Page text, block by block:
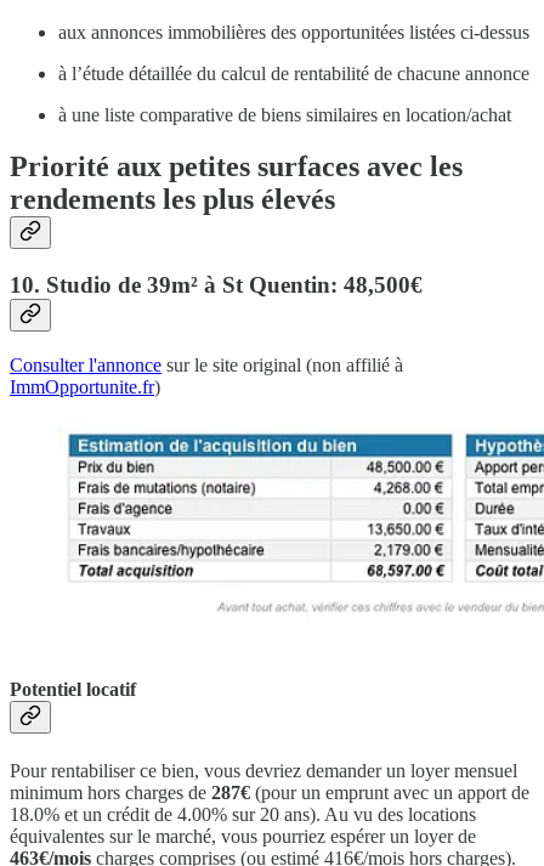
aux annonces immobilières des opportunitées listées ci-dessus
à l’étude détaillée du calcul de rentabilité de chacune annonce
à une liste comparative de biens similaires en location/achat
Priorité aux petites surfaces avec les
rendements les plus élevés
10. Studio de 39m² à St Quentin: 48,500€
Consulter l'annonce sur le site original (non affilié à
ImmOpportunite.fr)
Potentiel locatif
Pour rentabiliser ce bien, vous devriez demander un loyer mensuel
minimum hors charges de 287€ (pour un emprunt avec un apport de
18.0% et un crédit de 4.00% sur 20 ans). Au vu des locations
équivalentes sur le marché, vous pourriez espérer un loyer de
463€/mois charges comprises (ou estimé 416€/mois hors charges).